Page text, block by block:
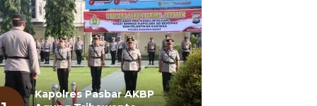
Kapolres Pasbar AKBP